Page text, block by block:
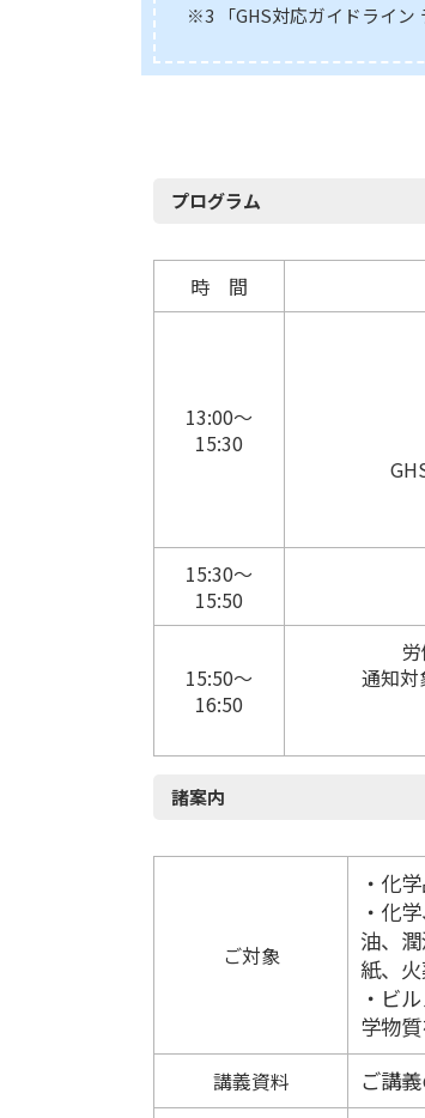
※3 「GHS対応ガイドライン
プログラム
時 間
13:00～
15:30
15:30～
15:50
15:50～
16:50
通知
諸案内
ご対象
・化
・化
油、
紙、
・ビ
学物
講義資料 ご講